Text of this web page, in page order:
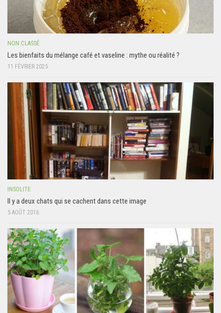
NON CLASSÉ
Les bienfaits du mélange café et vaseline : mythe ou réalité ?
11 FÉVRIER 2025
INSOLITE
Il y a deux chats qui se cachent dans cette image
5 AOÛT 2016